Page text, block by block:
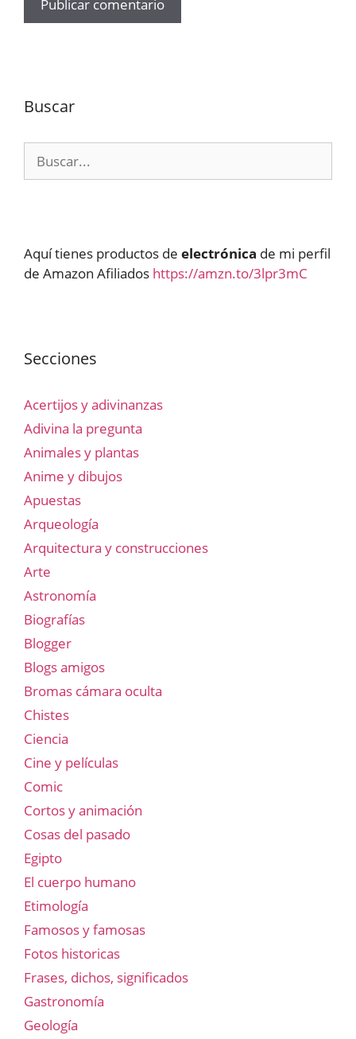
Buscar
Aquí tienes productos de electrónica de mi perfil
de Amazon Afiliados https://amzn.to/3lpr3mC
Secciones
Acertijos y adivinanzas
Adivina la pregunta
Animales y plantas
Anime y dibujos
Apuestas
Arqueología
Arquitectura y construcciones
Arte
Astronomía
Biografías
Blogger
Blogs amigos
Bromas cámara oculta
Chistes
Ciencia
Cine y películas
Comic
Cortos y animación
Cosas del pasado
Egipto
El cuerpo humano
Etimología
Famosos y famosas
Fotos historicas
Frases, dichos, significados
Gastronomía
Geología